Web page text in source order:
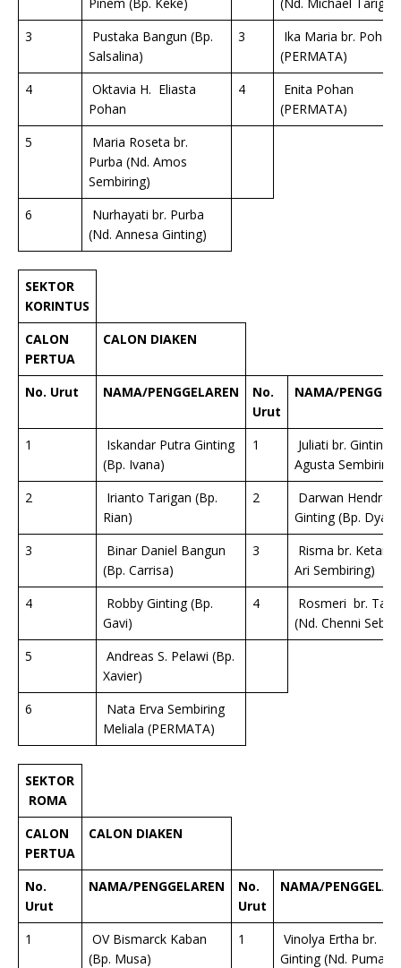
3
Pustaka Bangun (Bp.
Salsalina)
3
Ika Maria br. Pohan
(PERMATA)
4
Oktavia H. Eliasta
Pohan
4
Enita Pohan
(PERMATA)
5
Maria Roseta br.
Purba (Nd. Amos
Sembiring)
6
Nurhayati br. Purba
(Nd. Annesa Ginting)
SEKTOR
KORINTUS
CALON
PERTUA
CALON DIAKEN
No. Urut NAMA/PENGGELAREN
No.
Urut
NAMA/
1
Iskandar Putra Ginting
(Bp. Ivana)
1
Juliati br. Ginting
Agusta Sembiring)
2
Irianto Tarigan (Bp.
Rian)
2
Darwan Hendra
Ginting (Bp.
3
Binar Daniel Bangun
(Bp. Carrisa)
3
Risma br.
Ari Sembiring)
4
Robby Ginting (Bp.
Gavi)
4
Rosmeri br.
(Nd. Chenni
5
Andreas S. Pelawi (Bp.
Xavier)
6
Nata Erva Sembiring
Meliala (PERMATA)
SEKTOR
ROMA
CALON
PERTUA
CALON DIAKEN
No.
Urut
NAMA/PENGGELAREN
No.
Urut
NAMA/
1
OV Bismarck Kaban
(Bp. Musa)
1
Vinolya Ertha br.
Ginting (Nd. Puma